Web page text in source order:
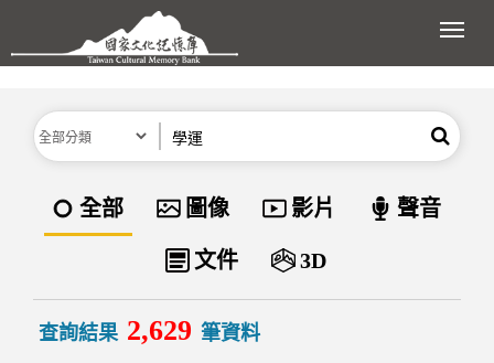
跳到主要內容區塊
展
分類 搜尋
資料類型
全部 圖像 影片 聲音
文件 3D
查詢結果 2,629 筆資料